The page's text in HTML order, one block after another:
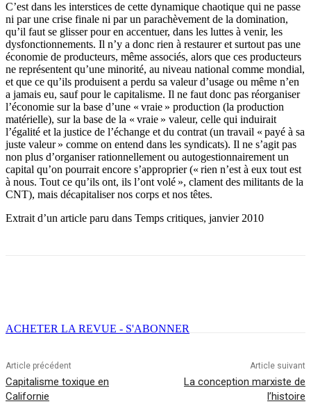
C’est dans les interstices de cette dynamique chaotique qui ne passe
ni par une crise finale ni par un parachèvement de la domination,
qu’il faut se glisser pour en accentuer, dans les luttes à venir, les
dysfonctionnements. Il n’y a donc rien à restaurer et surtout pas une
économie de producteurs, même associés, alors que ces producteurs
ne représentent qu’une minorité, au niveau national comme mondial,
et que ce qu’ils produisent a perdu sa valeur d’usage ou même n’en
a jamais eu, sauf pour le capitalisme. Il ne faut donc pas réorganiser
l’économie sur la base d’une « vraie » production (la production
matérielle), sur la base de la « vraie » valeur, celle qui induirait
l’égalité et la justice de l’échange et du contrat (un travail « payé à sa
juste valeur » comme on entend dans les syndicats). Il ne s’agit pas
non plus d’organiser rationnellement ou autogestionnairement un
capital qu’on pourrait encore s’approprier (« rien n’est à eux tout est
à nous. Tout ce qu’ils ont, ils l’ont volé », clament des militants de la
CNT), mais décapitaliser nos corps et nos têtes.
Extrait d’un article paru dans Temps critiques, janvier 2010
ACHETER LA REVUE - S'ABONNER
Article précédent
Capitalisme toxique en
Californie
Article suivant
La conception marxiste de
l’histoire